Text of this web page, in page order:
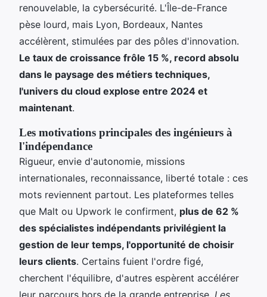
renouvelable, la cybersécurité. L'Île-de-France
pèse lourd, mais Lyon, Bordeaux, Nantes
accélèrent, stimulées par des pôles d'innovation.
Le taux de croissance frôle 15 %, record absolu
dans le paysage des métiers techniques,
l'univers du cloud explose entre 2024 et
maintenant.
Les motivations principales des ingénieurs à
l'indépendance
Rigueur, envie d'autonomie, missions
internationales, reconnaissance, liberté totale : ces
mots reviennent partout. Les plateformes telles
que Malt ou Upwork le confirment, plus de 62 %
des spécialistes indépendants privilégient la
gestion de leur temps, l'opportunité de choisir
leurs clients. Certains fuient l'ordre figé,
cherchent l'équilibre, d'autres espèrent accélérer
leur parcours hors de la grande entreprise. Les